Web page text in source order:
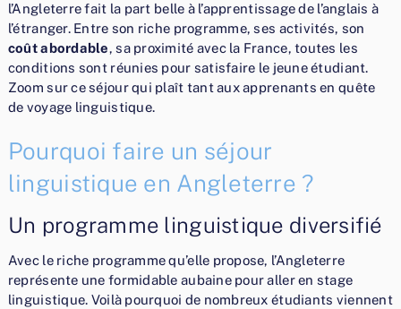
l’Angleterre fait la part belle à l’apprentissage de l’anglais à
l’étranger. Entre son riche programme, ses activités, son
coût abordable, sa proximité avec la France, toutes les
conditions sont réunies pour satisfaire le jeune étudiant.
Zoom sur ce séjour qui plaît tant aux apprenants en quête
de voyage linguistique.
Pourquoi faire un séjour
linguistique en Angleterre ?
Un programme linguistique diversifié
Avec le riche programme qu’elle propose, l’Angleterre
représente une formidable aubaine pour aller en stage
linguistique. Voilà pourquoi de nombreux étudiants viennent